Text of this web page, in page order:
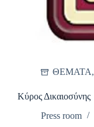
ΘΕΜΑΤΑ,
Κύρος Δικαιοσύνης
Press room